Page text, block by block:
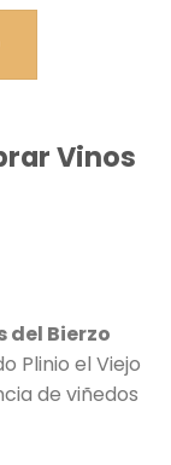
Vinos
del Bierzo
Plinio el Viejo
de viñedos